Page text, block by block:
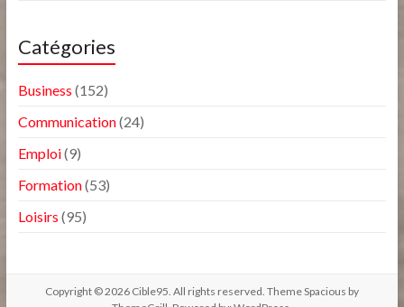
Catégories
Business (152)
Communication(24)
Emploi(9)
Formation(53)
Loisirs (95)
Copyright © 2026 Cible95 . All rights reserved. ThemeSpacious by